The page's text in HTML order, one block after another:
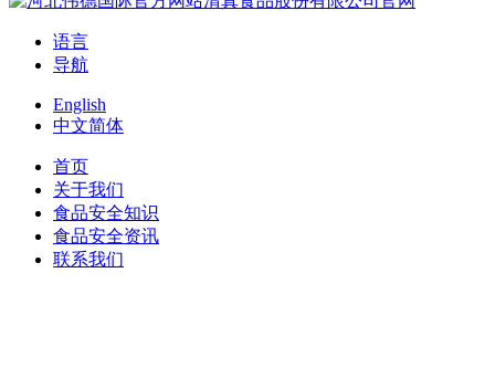
语言
导航
English
中文简体
首页
关于我们
食品安全知识
食品安全资讯
联系我们